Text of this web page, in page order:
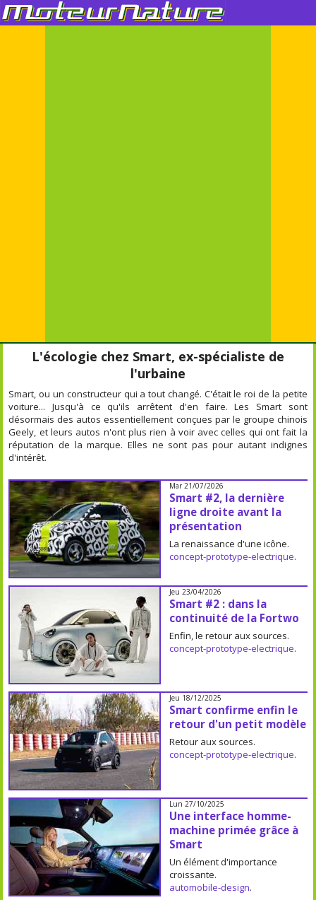
L'écologie chez Smart, ex-spécialiste de
l'urbaine
Smart, ou un constructeur qui a tout changé. C'était le roi de la petite
voiture... Jusqu'à ce qu'ils arrêtent d'en faire. Les Smart sont
désormais des autos essentiellement conçues par le groupe chinois
Geely, et leurs autos n'ont plus rien à voir avec celles qui ont fait la
réputation de la marque. Elles ne sont pas pour autant indignes
d'intérêt.
Mar 21/07/2026
Smart #2, la dernière
ligne droite avant la
présentation
La renaissance d'une icône.
concept-prototype-electrique.
Jeu 23/04/2026
Smart #2 : dans la
continuité de la Fortwo
Enfin, le retour aux sources.
concept-prototype-electrique.
Jeu 18/12/2025
Smart confirme enfin le
retour d'un petit modèle
Retour aux sources.
concept-prototype-electrique.
Lun 27/10/2025
Une interface homme-
machine primée grâce à
Smart
Un élément d'importance
croissante.
automobile-design.